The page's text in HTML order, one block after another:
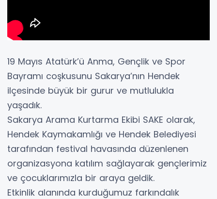
19 Mayıs Atatürk’ü Anma, Gençlik ve Spor
Bayramı coşkusunu Sakarya’nın Hendek
ilçesinde büyük bir gurur ve mutlulukla
yaşadık.
Sakarya Arama Kurtarma Ekibi SAKE olarak,
Hendek Kaymakamlığı ve Hendek Belediyesi
tarafından festival havasında düzenlenen
organizasyona katılım sağlayarak gençlerimiz
ve çocuklarımızla bir araya geldik.
Etkinlik alanında kurduğumuz farkındalık